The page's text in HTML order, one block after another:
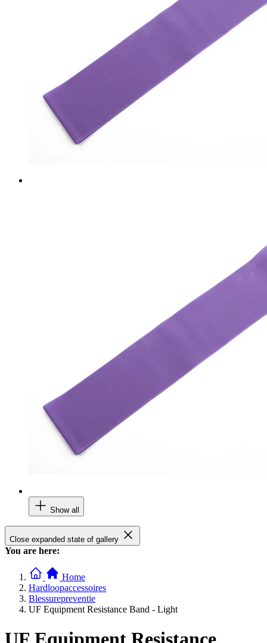
Show all
Close expanded state of gallery
You are here:
Home
Hardloopaccessoires
Blessurepreventie
UF Equipment Resistance Band - Light
UF Equipment Resistance